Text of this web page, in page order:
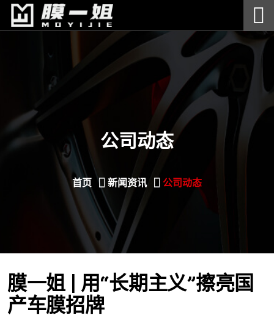
公司动态
首页 新闻资讯 公司动态
膜一姐 | 用“长期主义”擦亮国
产车膜招牌